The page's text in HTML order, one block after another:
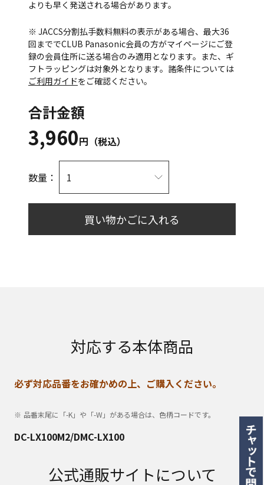
よりも早く発送される場合があります。
※ JACCS分割払手数料無料の表示がある場合、最大36
回まででCLUB Panasonic会員の方がマイページにご登
録の会員住所に送る場合のみ適用となります。また、ギ
フトラッピングは対象外となります。諸条件については
ご利用ガイドをご確認ください。
合計金額
3,960円（税込）
数量：
買い物かごに入れる
対応する本体商品
必ず対応品番をお確かめの上、ご購入ください。
品番末尾に「-K」や「-W」がある場合は、色柄コードです。
DC-LX100M2/DMC-LX100
公式通販サイトについて